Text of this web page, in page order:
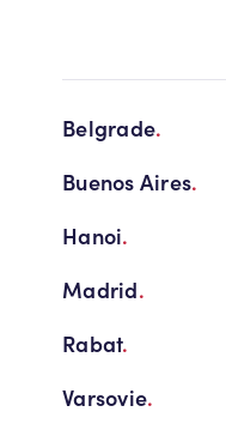
Belgrade.
Buenos Aires.
Hanoi.
Madrid.
Rabat.
Varsovie.